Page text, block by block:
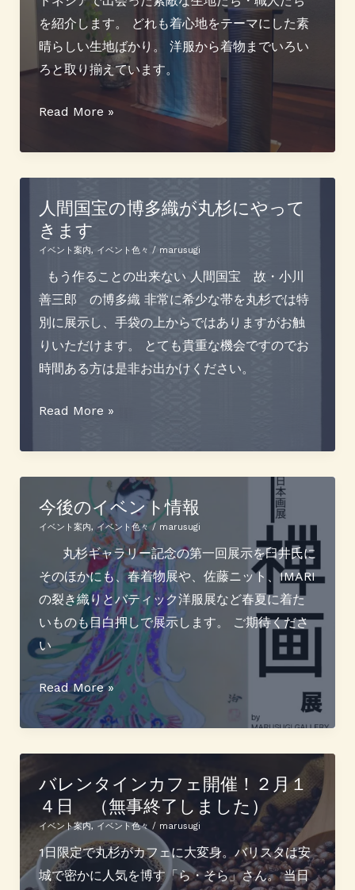
nitai
展
を紹介します。 どれも着心地をテーマにした素
晴らしい生地ばかり。 洋服から着物までいろい
ろと取り揃えています。
タ
イ
ン
ド
ネ
シ
ア
帰
国
展
開
Read More »
人間国宝の博多織が丸杉にやって
きます
イベント案内, イベント色々 / marusugi
もう作ることの出来ない 人間国宝 故・小川
善三郎 の博多織 非常に希少な帯を丸杉では特
別に展示し、手袋の上からではありますがお触
りいただけます。 とても貴重な機会ですのでお
時間ある方は是非お出かけください。
人
国
宝
の
博
織
が
丸
杉
に
や
っ
て
き
ま
す
Read More »
今後のイベント情報
イベント案内, イベント色々/ marusugi
丸杉ギャラリー記念の第一回展示を臼井氏に
そのほかにも、春着物展や、佐藤ニット、IMARI
の裂き織りとバティック洋服展など春夏に着た
いものも目白押しで展示します。 ご期待くださ
い
今
後
の
イ
ベ
ン
ト
情
報
Read More »
バレンタインカフェ開催！２月１
４日 （無事終了しました）
イベント案内, イベント色々 / marusugi
1日限定で丸杉がカフェに大変身。バリスタは安
城で密かに人気を博す「ら・そら」さん。 当日